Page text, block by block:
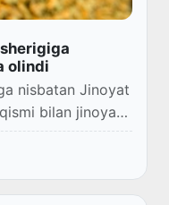
olindi
nisbatan Jinoyat
bilan jinoyat